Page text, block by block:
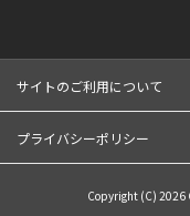
サイトのご利用について
プライバシーポリシー
Copyright (C) 2026